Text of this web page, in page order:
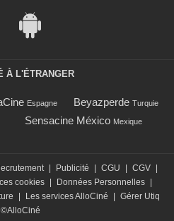
À L'ÉTRANGER
Espagne Beyazperde Turquie
Sensacine México Mexique
Publicité CGU CGV
cookies Données Personnelles
Les services AlloCiné
Gérer Utiq
©AlloCiné